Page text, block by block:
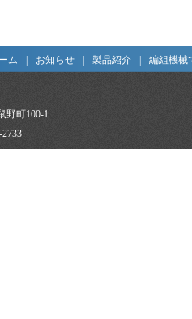
ム お知らせ 製品紹介 編組機械
野町100-1